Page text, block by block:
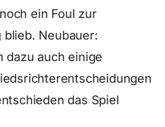
ein Foul zur
Neubauer:
dazu auch einige
das Spiel